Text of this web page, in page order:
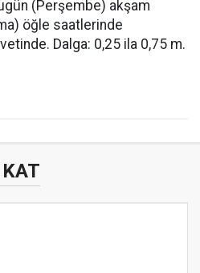
(Perşembe) akşam
öğle saatlerinde
Dalga: 0,25 ila 0,75 m.